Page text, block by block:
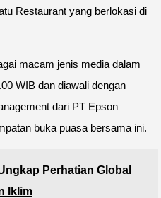
Restaurant yang berlokasi di
macam jenis media dalam
WIB dan diawali dengan
dari PT Epson
buka puasa bersama ini.
Perhatian Global
Iklim